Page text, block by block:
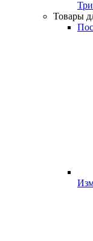
Товары